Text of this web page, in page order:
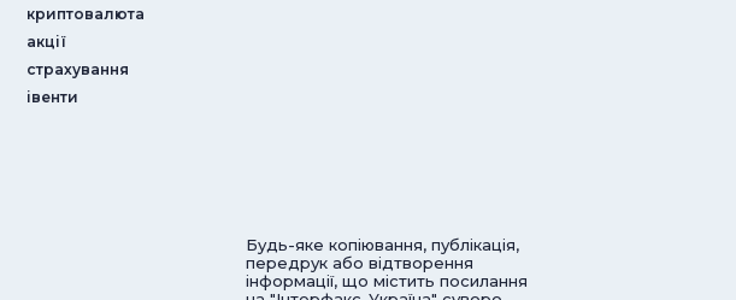
криптовалюта
акції
страхування
iвенти
Будь-яке копіювання, публікація,
передрук або відтворення
інформації, що містить посилання